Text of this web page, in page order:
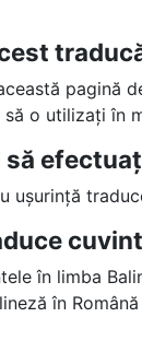
pagină
o utilizați în
ușurință
în limba
în